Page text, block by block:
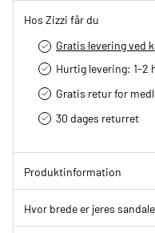
Hos Zizzi får du
Gratis levering ved
Hurtig levering­: 1-2
Gratis retur for
30 dages returret
Produktinformation
Hvor brede er jeres